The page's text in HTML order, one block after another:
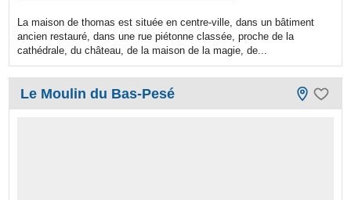
La maison de thomas est située en centre-ville, dans un bâtiment
ancien restauré, dans une rue piétonne classée, proche de la
cathédrale, du château, de la maison de la magie, de...
Le Moulin du Bas-Pesé